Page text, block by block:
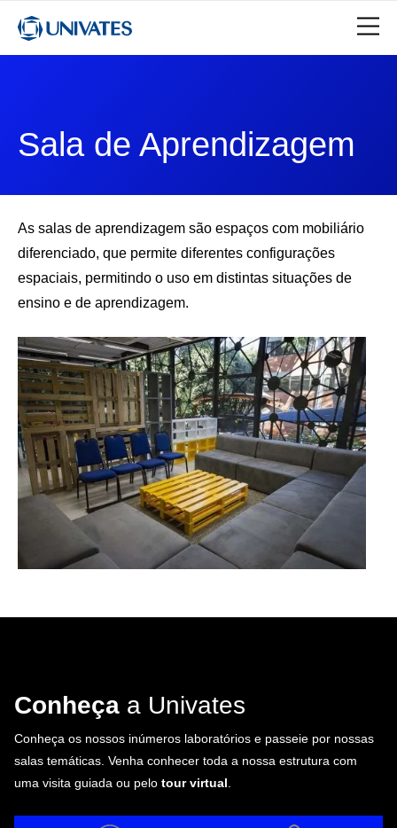
Sala de Aprendizagem
As salas de aprendizagem são espaços com mobiliário
diferenciado, que permite diferentes configurações
espaciais, permitindo o uso em distintas situações de
ensino e de aprendizagem.
Conheça a Univates
Conheça os nossos inúmeros laboratórios e passeie por nossas
salas temáticas. Venha conhecer toda a nossa estrutura com
uma visita guiada ou pelo tour virtual